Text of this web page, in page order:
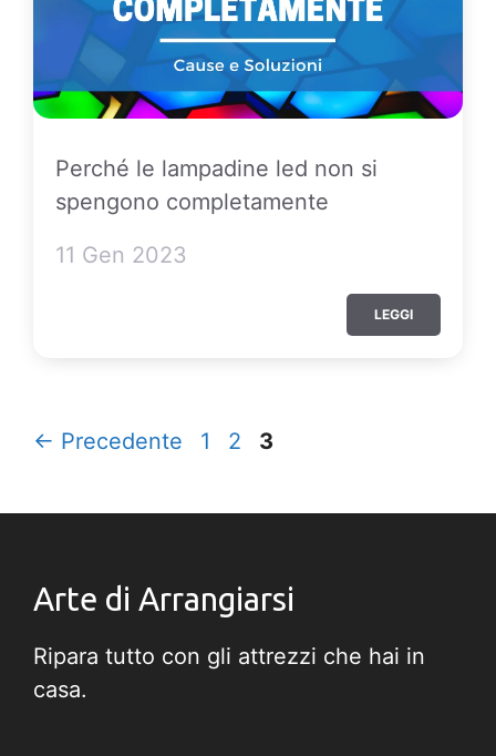
Perché le lampadine led non si
spengono completamente
11 Gen 2023
LEGGI
← Precedente
P
a
1
P
a
2
P
a
3
Arte di Arrangiarsi
Ripara tutto con gli attrezzi che hai in
casa.